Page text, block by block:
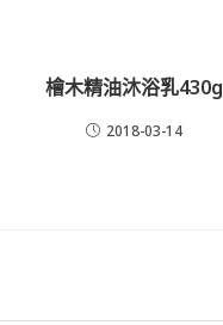
檜木精油沐浴乳430g
2018-03-14